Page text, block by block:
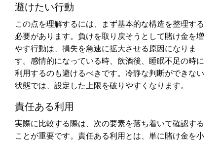
避けたい行動
この点を理解するには、まず基本的な構造を整理する
必要があります。負けを取り戻そうとして賭け金を増
やす行動は、損失を急速に拡大させる原因になりま
す。感情的になっている時、飲酒後、睡眠不足の時に
利用するのも避けるべきです。冷静な判断ができない
状態では、設定した上限を破りやすくなります。
責任ある利用
実際に比較する際は、次の要素を落ち着いて確認する
ことが重要です。責任ある利用とは、単に賭け金を小